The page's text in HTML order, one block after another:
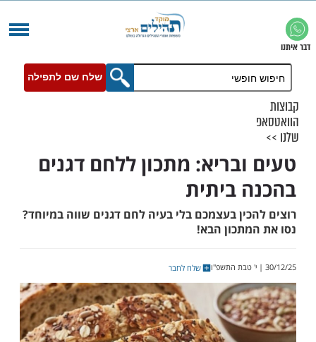
שלח שם לתפילה
מתכון ללחם דגנים
ביתית
בעצמכם בלי בעיה לחם דגנים שווה במיוחד?
הבא!
שלח לחבר